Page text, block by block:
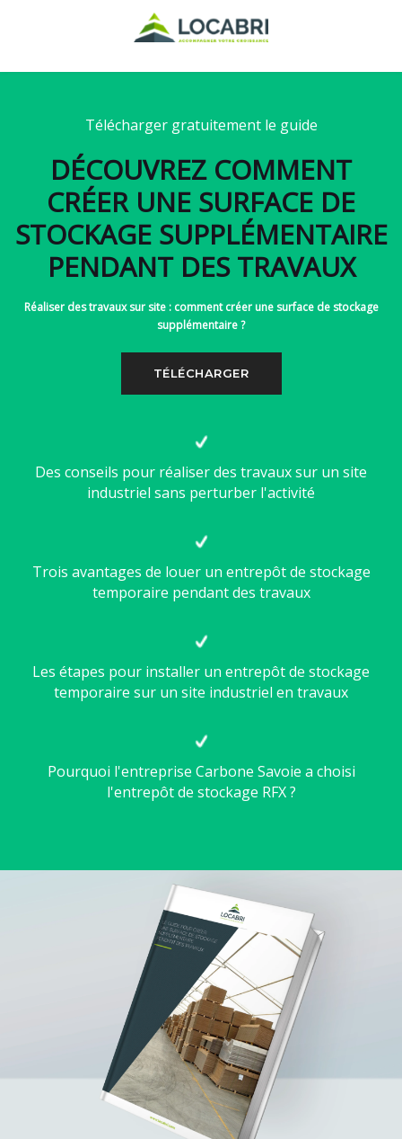
Télécharger gratuitement le guide
DÉCOUVREZ COMMENT
CRÉER UNE SURFACE DE
STOCKAGE SUPPLÉMENTAIRE
PENDANT DES TRAVAUX
Réaliser des travaux sur site : comment créer une surface de stockage
supplémentaire ?
TÉLÉCHARGER
Des conseils pour réaliser des travaux sur un site
industriel sans perturber l'activité
Trois avantages de louer un entrepôt de stockage
temporaire pendant des travaux
Les étapes pour installer un entrepôt de stockage
temporaire sur un site industriel en travaux
Pourquoi l'entreprise Carbone Savoie a choisi
l'entrepôt de stockage RFX ?